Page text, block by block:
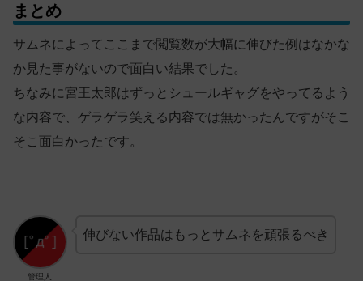
まとめ
サムネによってここまで閲覧数が大幅に伸びた例はなかな
か見た事がないので面白い結果でした。
ちなみに宮王太郎はずっとシュールギャグをやってるよう
な内容で、ゲラゲラ笑える内容では無かったんですがそこ
そこ面白かったです。
管理人
伸びない作品はもっとサムネを頑張るべき